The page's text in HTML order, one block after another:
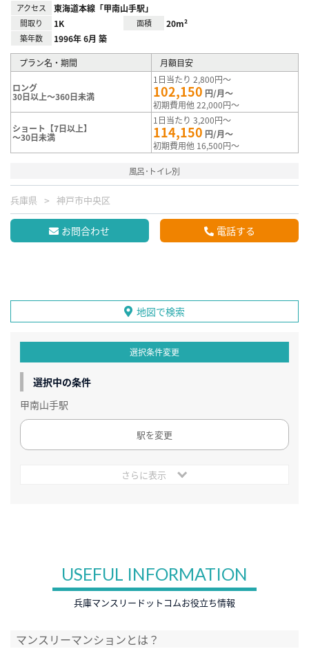
アクセス 東海道本線「甲南山手駅」
間取り 1K 面積 20m²
築年数 1996年 6月 築
プラン名・期間 月額目安
ロング
30日以上～360日未満
1日当たり 2,800円～
102,150 円/月～
初期費用他 22,000円～
ショート【7日以上】
～30日未満
1日当たり 3,200円～
114,150 円/月～
初期費用他 16,500円～
風呂･トイレ別
兵庫県 神戸市中央区
お問合わせ 電話する
地図で検索
選択条件変更
選択中の条件
甲南山手駅
駅を変更
さらに表示
USEFUL INFORMATION
兵庫マンスリードットコムお役立ち情報
マンスリーマンションとは？